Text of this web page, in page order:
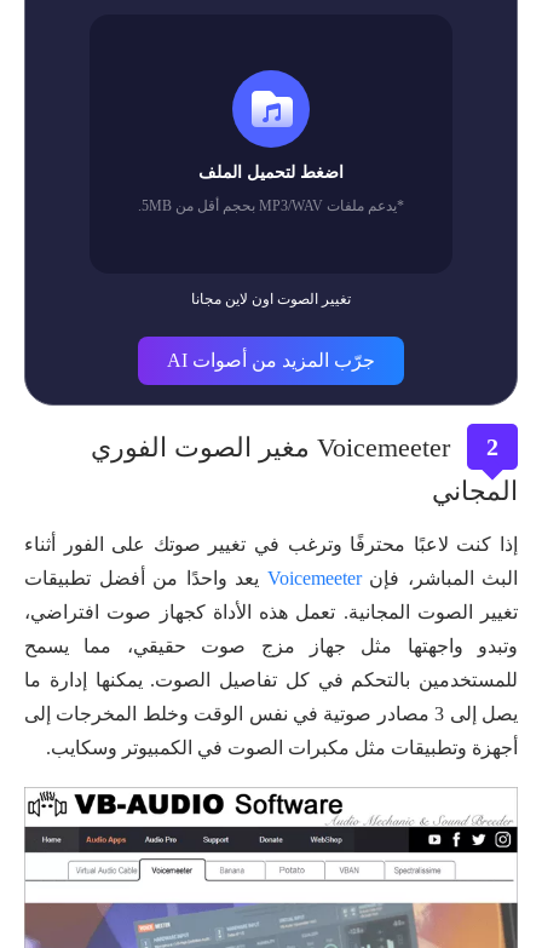
اضغط لتحميل الملف
*يدعم ملفات MP3/WAV بحجم أقل من 5MB.
تغيير الصوت اون لاين مجانا
جرّب المزيد من أصوات AI
2
Voicemeeter مغير الصوت الفوري
المجاني
إذا كنت لاعبًا محترفًا وترغب في تغيير صوتك على الفور أثناء
البث المباشر، فإنVoicemeeter يعد واحدًا من أفضل تطبيقات
تغيير الصوت المجانية. تعمل هذه الأداة كجهاز صوت افتراضي،
وتبدو واجهتها مثل جهاز مزج صوت حقيقي، مما يسمح
للمستخدمين بالتحكم في كل تفاصيل الصوت. يمكنها إدارة ما
يصل إلى 3 مصادر صوتية في نفس الوقت وخلط المخرجات إلى
أجهزة وتطبيقات مثل مكبرات الصوت في الكمبيوتر وسكايب.